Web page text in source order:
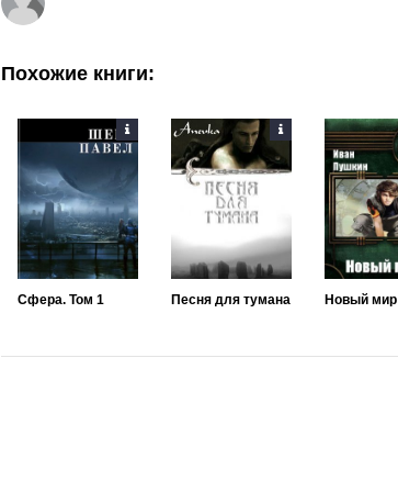
Похожие книги:
Сфера. Том 1 Песня для тумана Новый мир